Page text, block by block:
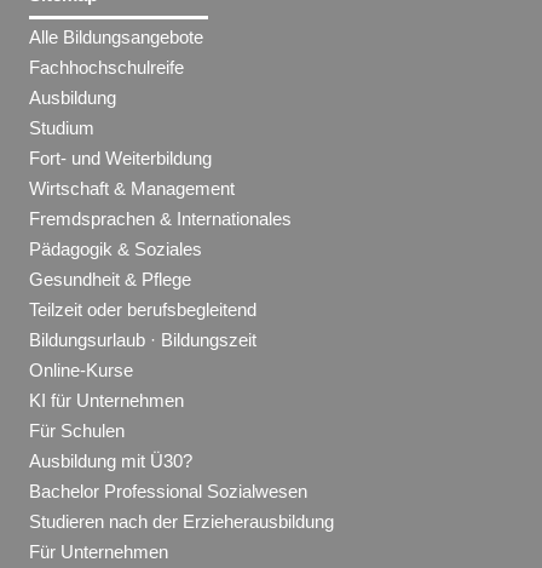
Alle Bildungsangebote
Fachhochschulreife
Ausbildung
Studium
Fort- und Weiterbildung
Wirtschaft & Management
Fremdsprachen & Internationales
Pädagogik & Soziales
Gesundheit & Pflege
Teilzeit oder berufsbegleitend
Bildungsurlaub · Bildungszeit
Online-Kurse
KI für Unternehmen
Für Schulen
Ausbildung mit Ü30?
Bachelor Professional Sozialwesen
Studieren nach der Erzieherausbildung
Für Unternehmen